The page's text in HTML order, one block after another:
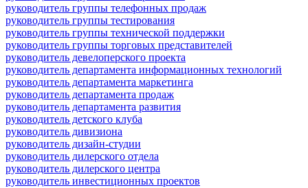
руководитель группы телефонных продаж
руководитель группы тестирования
руководитель группы технической поддержки
руководитель группы торговых представителей
руководитель девелоперского проекта
руководитель департамента информационных технологий
руководитель департамента маркетинга
руководитель департамента продаж
руководитель департамента развития
руководитель детского клуба
руководитель дивизиона
руководитель дизайн-студии
руководитель дилерского отдела
руководитель дилерского центра
руководитель инвестиционных проектов